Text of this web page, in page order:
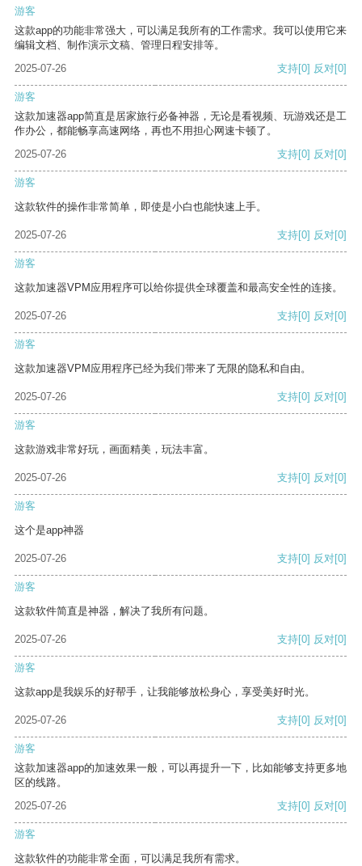
游客
这款app的功能非常强大，可以满足我所有的工作需求。我可以使用它来
编辑文档、制作演示文稿、管理日程安排等。
2025-07-26
支持[0] 反对[0]
游客
这款加速器app简直是居家旅行必备神器，无论是看视频、玩游戏还是工
作办公，都能畅享高速网络，再也不用担心网速卡顿了。
2025-07-26
支持[0] 反对[0]
游客
这款软件的操作非常简单，即使是小白也能快速上手。
2025-07-26 支持[0] 反对[0]
游客
这款加速器VPM应用程序可以给你提供全球覆盖和最高安全性的连接。
2025-07-26 支持[0] 反对[0]
游客
这款加速器VPM应用程序已经为我们带来了无限的隐私和自由。
2025-07-26 支持[0] 反对[0]
游客
这款游戏非常好玩，画面精美，玩法丰富。
2025-07-26 支持[0] 反对[0]
游客
这个是app神器
2025-07-26 支持[0] 反对[0]
游客
这款软件简直是神器，解决了我所有问题。
2025-07-26 支持[0] 反对[0]
游客
这款app是我娱乐的好帮手，让我能够放松身心，享受美好时光。
2025-07-26 支持[0] 反对[0]
游客
这款加速器app的加速效果一般，可以再提升一下，比如能够支持更多地
区的线路。
2025-07-26
支持[0] 反对[0]
游客
这款软件的功能非常全面，可以满足我所有需求。